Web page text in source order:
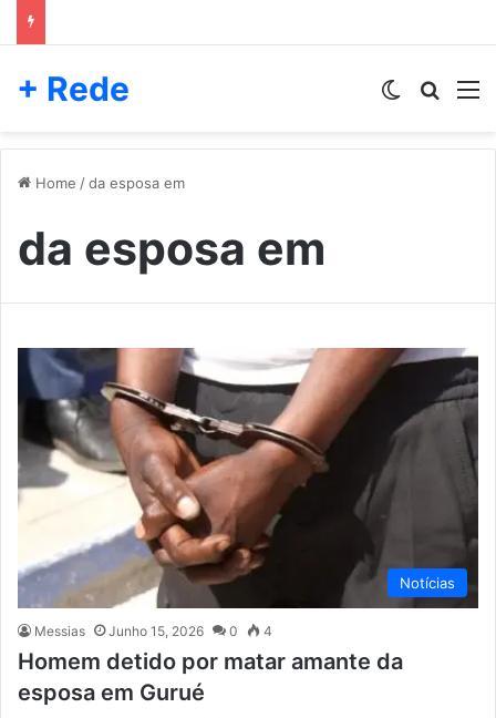
+ Rede Switch skin
Home /da esposa em
da esposa em
Notícias
Messias Junho 15, 2026 0 4
Homem detido por matar amante da
esposa em Gurué